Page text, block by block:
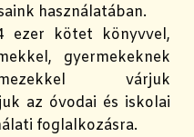
használatában.
ezer kötet könyvvel,
gyermekeknek
várjuk
az óvodai és iskolai
foglalkozásra.